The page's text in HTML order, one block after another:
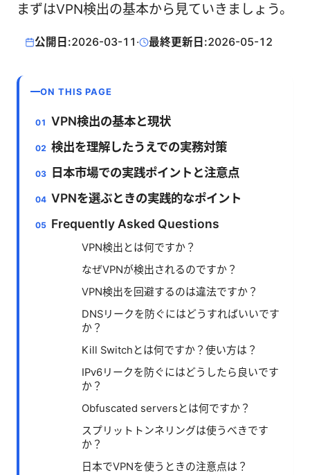
まずはVPN検出の基本から見ていきましょう。
公開日:2026-03-11 · 最終更新日:2026-05-12
ON THIS PAGE
VPN検出の基本と現状
検出を理解したうえでの実務対策
日本市場での実践ポイントと注意点
VPNを選ぶときの実践的なポイント
Frequently Asked Questions
VPN検出とは何ですか？
なぜVPNが検出されるのですか？
VPN検出を回避するのは違法ですか？
DNSリークを防ぐにはどうすればいいです
か？
Kill Switchとは何ですか？使い方は？
IPv6リークを防ぐにはどうしたら良いです
か？
Obfuscated serversとは何ですか？
スプリットトンネリングは使うべきです
か？
日本でVPNを使うときの注意点は？